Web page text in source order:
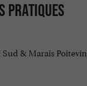
pratiques
& Marais Poitevin